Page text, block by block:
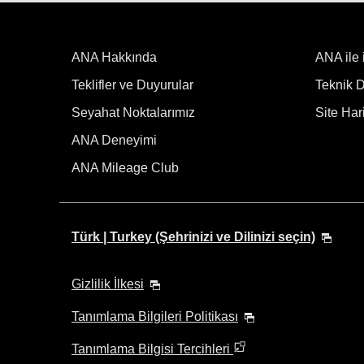
Aktarma noktaları ve aktarma
・Gösterilen fiyat ve koltuk uygunluğu güncel
・Şu anda doğrulanamayan fiyata ilişkin şehirler/tarihler,
・Birden fazla havaalanı bulunan şehirlerde,
ANA Hakkında
Teklifler ve Duyurular
Seyahat Noktalarımız
ANA Deneyimi
ANA Mileage Club
ANA ile
Teknik
Site
Türk | Turkey (Şehrinizi ve Dilinizi seçin)
Gizlilik İlkesi
Tanımlama Bilgileri Politikası
Tanımlama Bilgisi Tercihleri